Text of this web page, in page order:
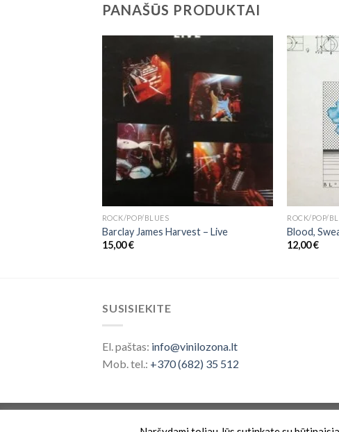
PANAŠŪS PRODUKTAI
ROCK/POP/BLUES
Barclay James Harvest ‎– Live
15,00€
ROCK/POP/
Blood,
12,00€
SUSISIEKITE
El. paštas: info@vinilozona.lt
Mob. tel.: +370 (682) 35 512